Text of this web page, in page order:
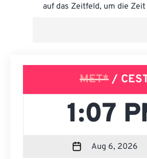
auf das Zeitfeld, um die Zeit
MET* /